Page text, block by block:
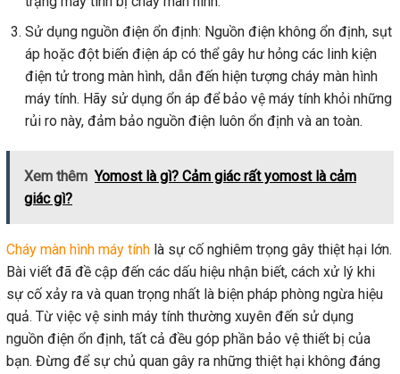
Sử dụng nguồn điện ổn định: Nguồn điện không ổn định, sụt
áp hoặc đột biến điện áp có thể gây hư hỏng các linh kiện
điện tử trong màn hình, dẫn đến hiện tượng cháy màn hình
máy tính. Hãy sử dụng ổn áp để bảo vệ máy tính khỏi những
rủi ro này, đảm bảo nguồn điện luôn ổn định và an toàn.
Xem thêm Yomost là gì? Cảm giác rất yomost là cảm
giác gì?
Cháy màn hình máy tính là sự cố nghiêm trọng gây thiệt hại lớn.
Bài viết đã đề cập đến các dấu hiệu nhận biết, cách xử lý khi
sự cố xảy ra và quan trọng nhất là biện pháp phòng ngừa hiệu
quả. Từ việc vệ sinh máy tính thường xuyên đến sử dụng
nguồn điện ổn định, tất cả đều góp phần bảo vệ thiết bị của
bạn. Đừng để sự chủ quan gây ra những thiệt hại không đáng